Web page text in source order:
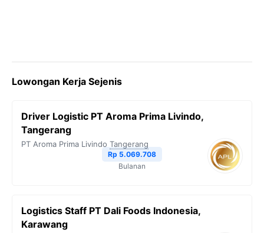
Lowongan Kerja Sejenis
Driver Logistic PT Aroma Prima Livindo,
Tangerang
PT Aroma Prima Livindo Tangerang
Rp 5.069.708
Bulanan
Logistics Staff PT Dali Foods Indonesia,
Karawang